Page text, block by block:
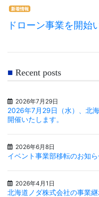
新着情報
ドローン事業を開始
Recent posts
2026年7月29日
2026年7月29日（水）、北
開催いたします。
2026年6月8日
イベント事業部移転のお知
2026年4月1日
北海道ノダ株式会社の事業